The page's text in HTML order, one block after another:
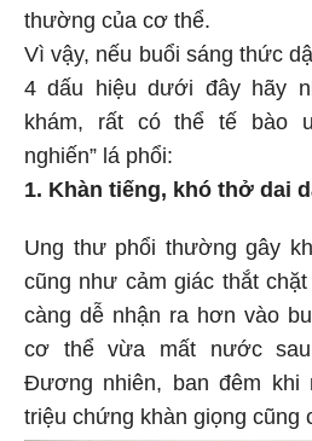
thường của cơ thể.
Vì vậy, nếu buổi sáng thức
4 dấu hiệu dưới đây hãy
khám, rất có thể tế bào
nghiến” lá phổi:
1. Khàn tiếng, khó thở dai
Ung thư phổi thường gây
cũng như cảm giác thắt
càng dễ nhận ra hơn vào
cơ thể vừa mất nước
Đương nhiên, ban đêm khi
triệu chứng khàn giọng cũng